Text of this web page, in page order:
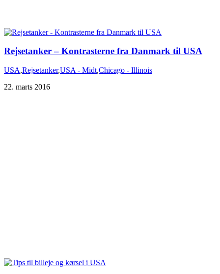
Rejsetanker – Kontrasterne fra Danmark til USA
USA,Rejsetanker,USA - Midt,Chicago - Illinois
22. marts 2016